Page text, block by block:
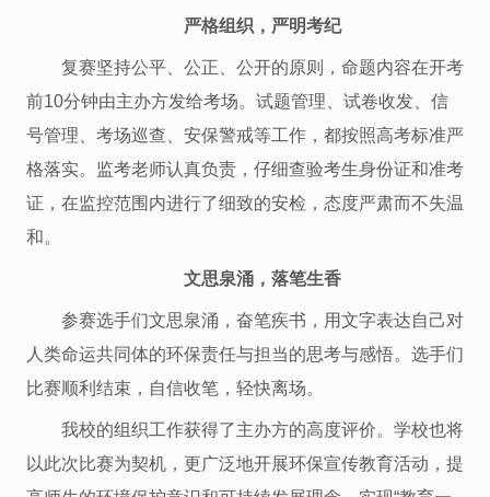
严格组织，严明考纪
复赛坚持公平、公正、公开的原则，命题内容在开考
前10分钟由主办方发给考场。试题管理、试卷收发、信
号管理、考场巡查、安保警戒等工作，都按照高考标准严
格落实。监考老师认真负责，仔细查验考生身份证和准考
证，在监控范围内进行了细致的安检，态度严肃而不失温
和。
文思泉涌，落笔生香
参赛选手们文思泉涌，奋笔疾书，用文字表达自己对
人类命运共同体的环保责任与担当的思考与感悟。选手们
比赛顺利结束，自信收笔，轻快离场。
我校的组织工作获得了主办方的高度评价。学校也将
以此次比赛为契机，更广泛地开展环保宣传教育活动，提